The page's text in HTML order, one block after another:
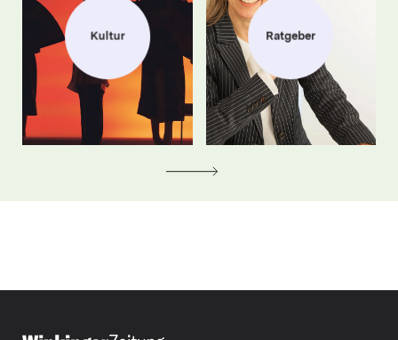
Kultur Ratgeber